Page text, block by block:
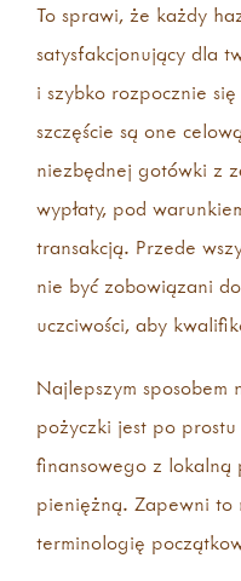
To sprawi, że każdy
satysfakcjonujący dla
i szybko rozpocznie
szczęście są one
niezbędnej gotówki z
wypłaty, pod
transakcją. Przede
nie być zobowiązani
uczciwości, aby
Najlepszym sposobem
pożyczki jest po
finansowego z lokalną
pieniężną. Zapewni to
terminologię